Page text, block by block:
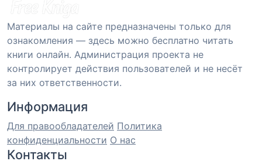
Материалы на сайте предназначены только для
ознакомления — здесь можно бесплатно читать
книги онлайн. Администрация проекта не
контролирует действия пользователей и не несёт
за них ответственности.
Информация
Для правообладателей Политика
конфиденциальности О нас
Контакты